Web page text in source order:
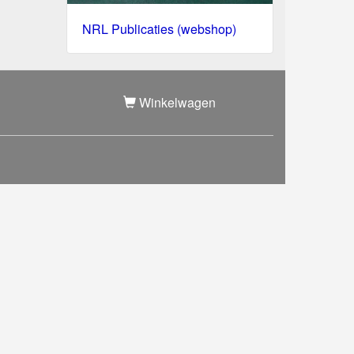
NRL Publicaties (webshop)
Winkelwagen